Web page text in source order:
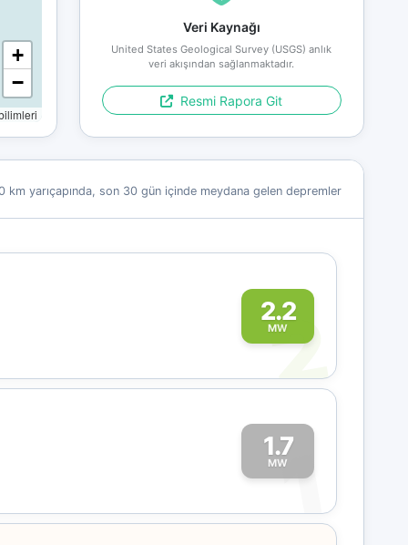
+
−
Veri Kaynağı
United States Geological Survey (USGS) anlık
veri akışından sağlanmaktadır.
Resmi Rapora Git
km yarıçapında, son 30 gün içinde meydana gelen depremler
2.2
MW
2
1.7
MW
1